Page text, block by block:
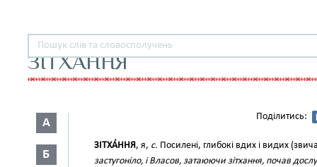
ЗІТХАННЯ
А
Б
Поділитись:
ЗІТХА́ННЯ, я, с. Посилені, глибокі вдих і видих
застугоніло, і Власов, затаюючи зітхання, почав